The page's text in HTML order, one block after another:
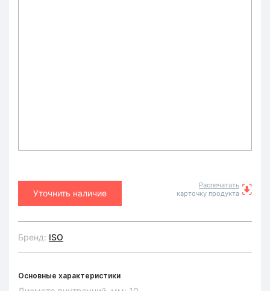
Уточнить наличие
Распечатать
карточку продукта
Бренд: ISO
Основные характеристики